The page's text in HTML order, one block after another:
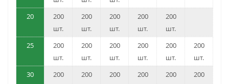
20
200
шт.
200
шт.
200
шт.
200
шт.
200
шт.
25
200
шт.
200
шт.
200
шт.
200
шт.
200
шт.
200
шт.
30
200
200
200
200
200
200